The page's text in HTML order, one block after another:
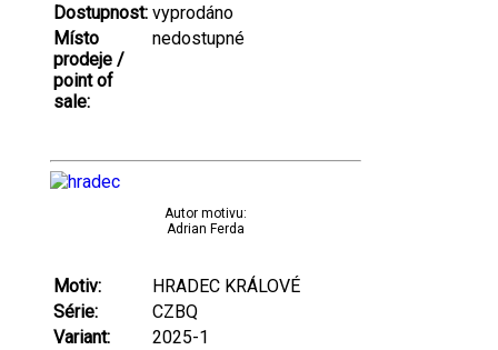
Dostupnost: vyprodáno
Místo
prodeje /
point of
sale:
nedostupné
Autor motivu:
Adrian Ferda
Motiv:
HRADEC KRÁLOVÉ
Série:
CZBQ
Variant:
2025-1